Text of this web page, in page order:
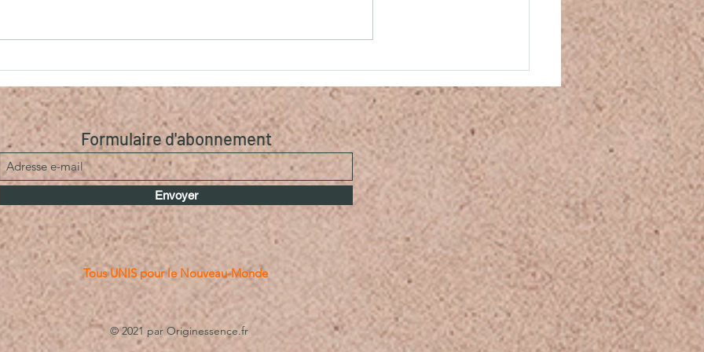
Formulaire d'abonnement
Envoyer
Tous UNIS pour le Nouveau-Monde
© 2021 par Originessence.fr